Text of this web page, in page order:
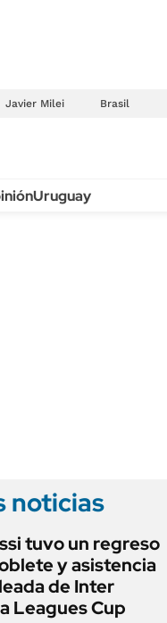
Javier Milei Brasil
Uruguay
noticias
tuvo un regreso
y asistencia
de Inter
Leagues Cup